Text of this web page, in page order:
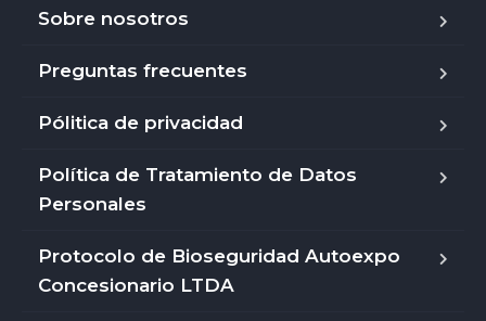
Sobre nosotros
Preguntas frecuentes
Pólitica de privacidad
Política de Tratamiento de Datos
Personales
Protocolo de Bioseguridad Autoexpo
Concesionario LTDA